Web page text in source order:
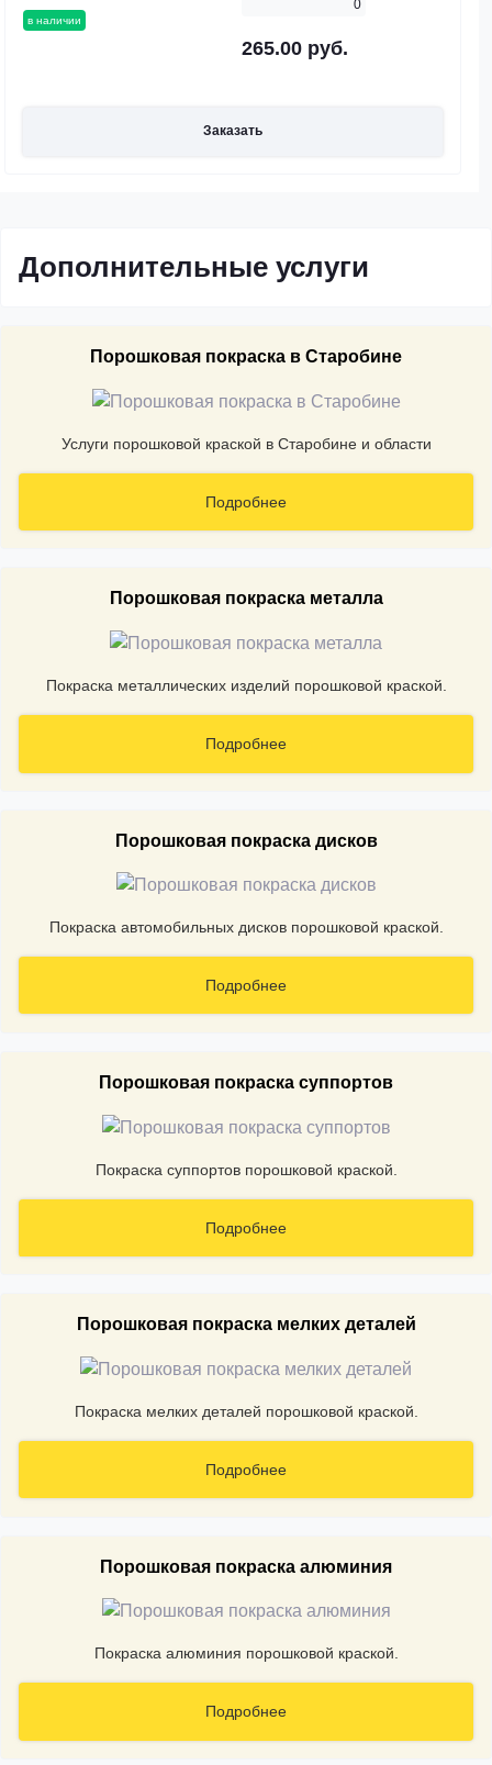
в наличии
0
265.00 руб.
Заказать
Дополнительные услуги
Порошковая покраска в Старобине
Услуги порошковой краской в Старобине и области
Подробнее
Порошковая покраска металла
Покраска металлических изделий порошковой краской.
Подробнее
Порошковая покраска дисков
Покраска автомобильных дисков порошковой краской.
Подробнее
Порошковая покраска суппортов
Покраска суппортов порошковой краской.
Подробнее
Порошковая покраска мелких деталей
Покраска мелких деталей порошковой краской.
Подробнее
Порошковая покраска алюминия
Покраска алюминия порошковой краской.
Подробнее